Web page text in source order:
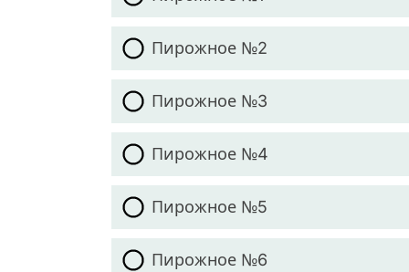
Пирожное №2
Пирожное №3
Пирожное №4
Пирожное №5
Пирожное №6